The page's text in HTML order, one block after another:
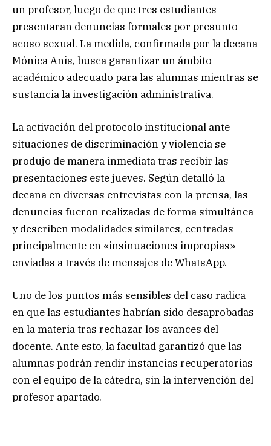
un profesor, luego de que tres estudiantes
presentaran denuncias formales por presunto
acoso sexual. La medida, confirmada por la decana
Mónica Anis, busca garantizar un ámbito
académico adecuado para las alumnas mientras se
sustancia la investigación administrativa.
La activación del protocolo institucional ante
situaciones de discriminación y violencia se
produjo de manera inmediata tras recibir las
presentaciones este jueves. Según detalló la
decana en diversas entrevistas con la prensa, las
denuncias fueron realizadas de forma simultánea
y describen modalidades similares, centradas
principalmente en «insinuaciones impropias»
enviadas a través de mensajes de WhatsApp.
Uno de los puntos más sensibles del caso radica
en que las estudiantes habrían sido desaprobadas
en la materia tras rechazar los avances del
docente. Ante esto, la facultad garantizó que las
alumnas podrán rendir instancias recuperatorias
con el equipo de la cátedra, sin la intervención del
profesor apartado.